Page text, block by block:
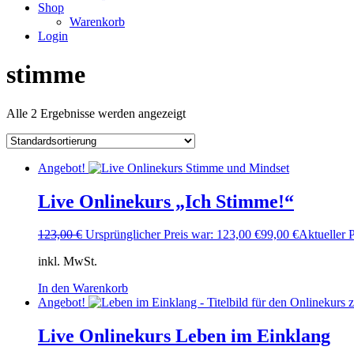
Shop
Warenkorb
Login
stimme
Alle 2 Ergebnisse werden angezeigt
Angebot!
Live Onlinekurs „Ich Stimme!“
123,00€ Ursprünglicher Preis war: 123,00 €99,00 €Aktueller
inkl. MwSt.
In den Warenkorb
Angebot!
Live Onlinekurs Leben im Einklang